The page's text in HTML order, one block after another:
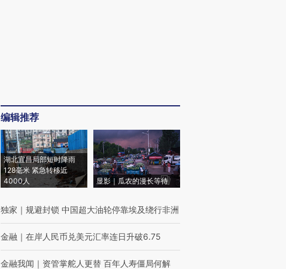
编辑推荐
湖北宜昌局部短时降雨
128毫米 紧急转移近
4000人
显影｜瓜农的漫长等待
独家 ｜ 规避封锁 中国超大油轮停靠埃及绕行非洲
金融 ｜ 在岸人民币兑美元汇率连日升破6.75
金融我闻 ｜ 资管掌舵人更替 百年人寿僵局何解